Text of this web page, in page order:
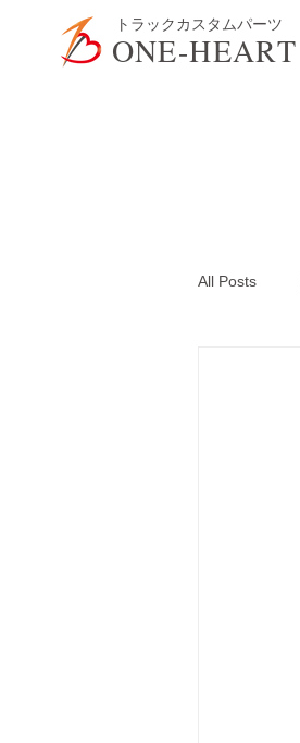
​トラックカスタムパーツ
ONE-HEART
All Posts